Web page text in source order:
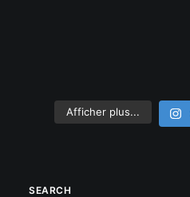
Afficher plus...
SEARCH